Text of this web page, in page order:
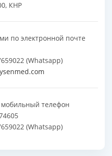
КНР
по электронной почте
(Whatsapp)
телефон
(Whatsapp)